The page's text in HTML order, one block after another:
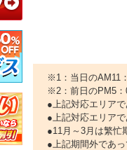
※1：当日のAM11
※2：前日のPM5：
●上記対応エリア
●上記対応エリア
●11月～3月は繁忙
●上記期間外であ